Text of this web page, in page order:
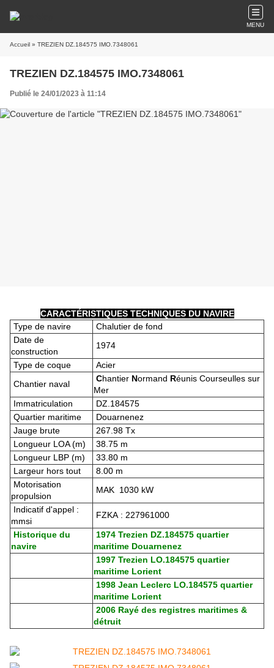
MENU
Accueil » TREZIEN DZ.184575 IMO.7348061
TREZIEN DZ.184575 IMO.7348061
Publié le 24/01/2023 à 11:14
CARACTÉRISTIQUES TECHNIQUES DU NAVIRE
Type de navire
Chalutier de fond
Date de
construction
1974
Type de coque
Acier
Chantier naval
Chantier Normand Réunis Courseulles sur
Mer
Immatriculation
DZ.184575
Quartier maritime
Douarnenez
Jauge brute
267.98 Tx
Longueur LOA (m)
38.75 m
Longueur LBP (m)
33.80 m
Largeur hors tout
8.00 m
Motorisation
propulsion
MAK 1030 kW
Indicatif d'appel :
mmsi
FZKA : 227961000
Historique du
navire
1974 Trezien DZ.184575 quartier
maritime Douarnenez
1997 Trezien LO.184575 quartier
maritime Lorient
1998 Jean Leclerc LO.184575 quartier
maritime Lorient
2006 Rayé des registres maritimes &
détruit